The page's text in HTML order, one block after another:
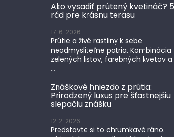
Ako vysadiť prútený kvetináč? 5
rád pre krásnu terasu
17. 6. 2026
Prútie a živé rastliny k sebe
neodmysliteľne patria. Kombinácia
zelených listov, farebných kvetov a
...
Znáškové hniezdo z prútia:
Prirodzený luxus pre šťastnejšiu
slepačiu znášku
12. 2. 2026
Predstavte si to chrumkavé ráno.